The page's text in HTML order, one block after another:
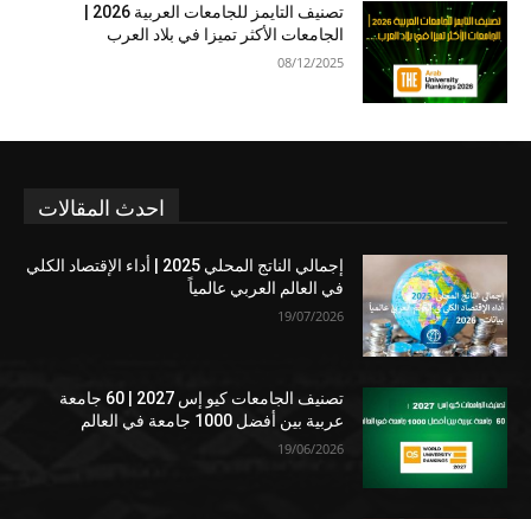
الجامعات الأكثر تميزا في بلاد العرب
08/12/2025
احدث المقالات
إجمالي الناتج المحلي 2025 | أداء الإقتصاد الكلي
في العالم العربي عالمياً
19/07/2026
تصنيف الجامعات كيو إس 2027 | 60 جامعة
عربية بين أفضل 1000 جامعة في العالم
19/06/2026